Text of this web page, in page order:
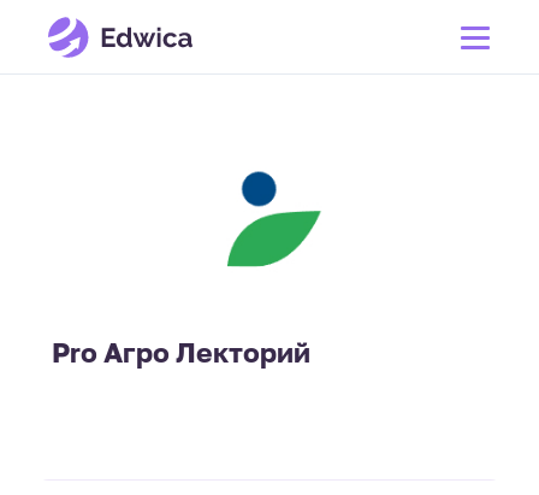
Pro Агро Лекторий